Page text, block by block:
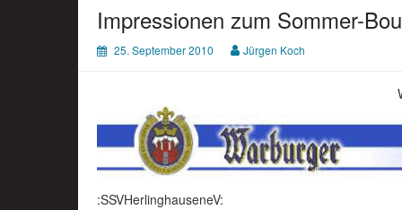
Impressionen zum Sommer-
25. September 2010 Jürgen Koch
:SSVHerlinghauseneV: